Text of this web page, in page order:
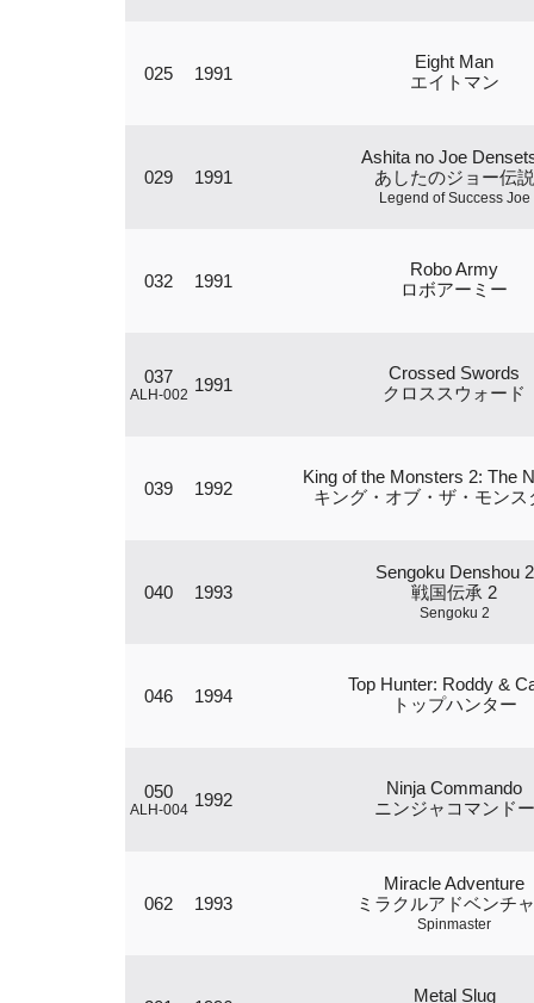
025 1991
Eight Man
エイトマン
029 1991
Ashita no Joe
あしたのジョー伝説
Legend of Success Joe
032 1991
Robo Army
ロボアーミー
037
ALH-002 1991
Crossed Swords
クロススウォード
039 1992
King of the Monsters 2: The
キング・オブ・ザ・モンス
040 1993
Sengoku Denshou 2
戦国伝承 2
Sengoku 2
046 1994
Top Hunter: Roddy &
トップハンター
050
ALH-004 1992
Ninja Commando
ニンジャコマンドー
062 1993
Miracle Adventure
ミラクルアドベンチ
Spinmaster
Metal Slug